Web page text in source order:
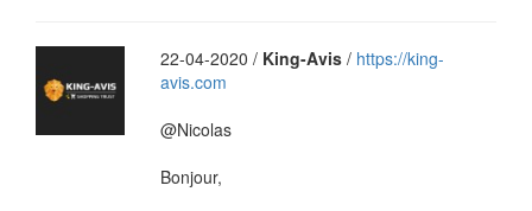
22-04-2020 / King-Avis/ https://king-
avis.com
@Nicolas
Bonjour,